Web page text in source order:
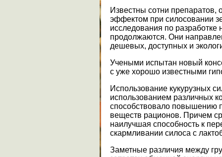
Известны сотни
эффектом при силосовании
исследования по разработке
продолжаются. Они
дешевых, доступных и
Учеными испытан новый
с уже хорошо известными
Использование кукурузных
использованием различных
способствовало повышению
веществ рационов. Причем
наилучшая способность к
скармливании силоса с
Заметные различия между